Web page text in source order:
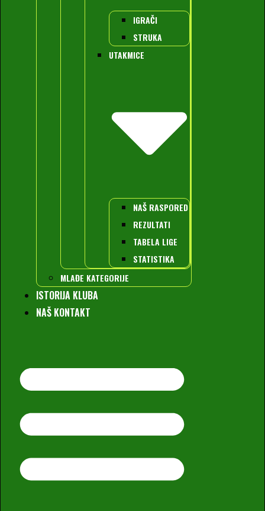
IGRAČI
STRUKA
UTAKMICE
NAŠ RASPORED
REZULTATI
TABELA LIGE
STATISTIKA
MLAĐE KATEGORIJE
ISTORIJA KLUBA
NAŠ KONTAKT